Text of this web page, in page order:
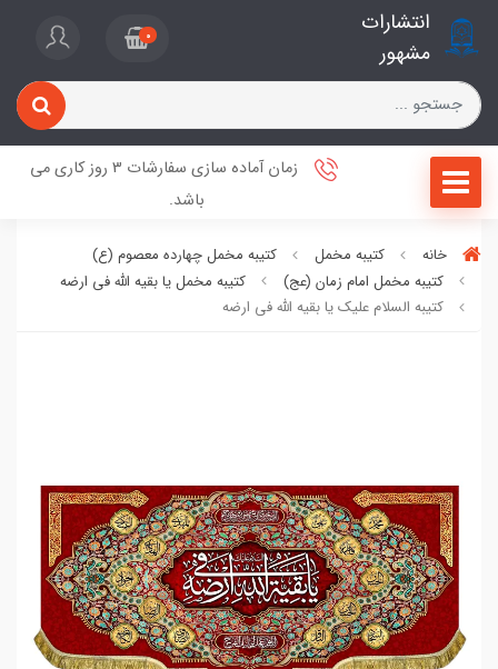
انتشارات
مشهور
0
زمان آماده سازی سفارشات 3 روز کاری می
باشد.
خانه کتیبه مخمل
کتیبه مخمل چهارده معصوم (ع)
کتیبه مخمل امام زمان (عج)
کتیبه مخمل یا بقیه الله فی ارضه
کتیبه السلام علیک یا بقیه الله فی ارضه